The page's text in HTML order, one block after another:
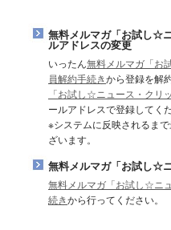
無料メルマガ「お試し☆
ルアドレスの変更
いったん無料メルマガ「お
員解約手続きから登録を解
「お試し☆ニュース・クリ
ールアドレスで登録してくだ
※システムに反映されるま
ざいます。
無料メルマガ「お試し☆
無料メルマガ「お試し☆ニ
続きから行ってください。